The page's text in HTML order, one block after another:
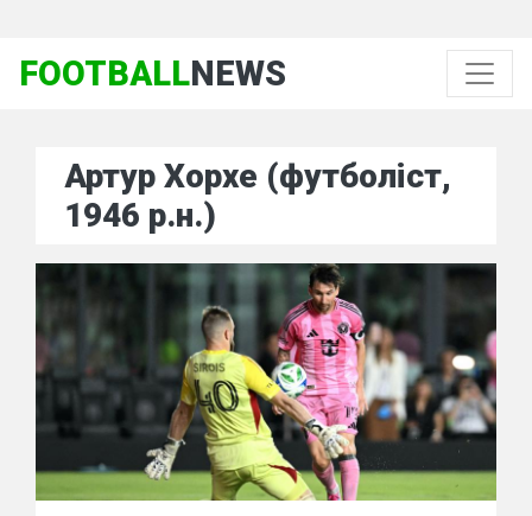
FOOTBALLNEWS
Артур Хорхе (футболіст,
1946 р.н.)